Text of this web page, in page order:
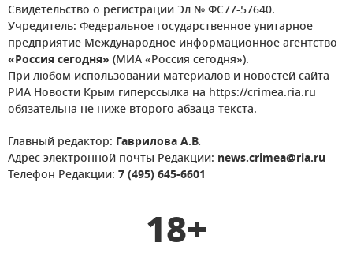
Свидетельство о регистрации Эл № ФС77-57640.
Учредитель: Федеральное государственное унитарное
предприятие Международное информационное агентство
«Россия сегодня» (МИА «Россия сегодня»).
При любом использовании материалов и новостей сайта
РИА Новости Крым гиперссылка на https://crimea.ria.ru
обязательна не ниже второго абзаца текста.
Главный редактор: Гаврилова А.В.
Адрес электронной почты Редакции: news.crimea@ria.ru
Телефон Редакции: 7 (495) 645-6601
18+